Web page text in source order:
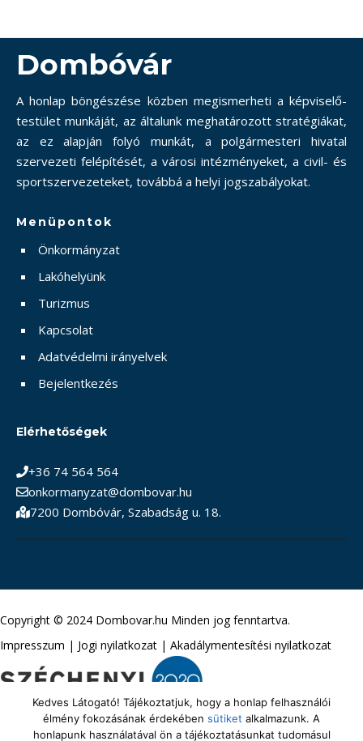
Dombóvár
A honlap böngészése közben megismerheti a képviselő-
testület munkáját, az általunk meghatározott stratégiákat,
az ez alapján folyó munkát, a polgármesteri hivatal
szervezeti felépítését, a városi intézményeket, a civil- és
sportszervezeteket, továbbá a helyi jogszabályokat.
Menüpontok
Önkormányzat
Lakóhelyünk
Turizmus
Kapcsolat
Adatvédelmi irányelvek
Bejelentkezés
Elérhetőségek
+36 74 564 564
onkormanyzat@dombovar.hu
7200 Dombóvár, Szabadság u. 18.
Copyright © 2024 Dombovar.hu Minden jog fenntartva.
Impresszum | Jogi nyilatkozat | Akadálymentesítési nyilatkozat
Kedves Látogató! Tájékoztatjuk, hogy a honlap felhasználói
élmény fokozásának érdekében sütiket alkalmazunk. A
honlapunk használatával ön a tájékoztatásunkat tudomásul